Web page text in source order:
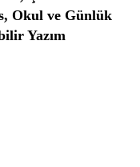
Okul ve Günlük
Yazım